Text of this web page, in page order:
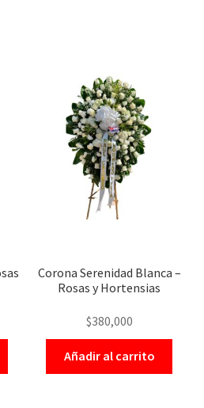
Corona Serenidad Blanca –
Rosas y Hortensias
$380,000
Añadir al carrito